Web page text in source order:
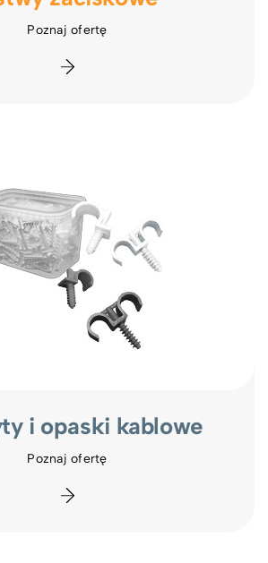
Poznaj ofertę
i opaski kablowe
Poznaj ofertę